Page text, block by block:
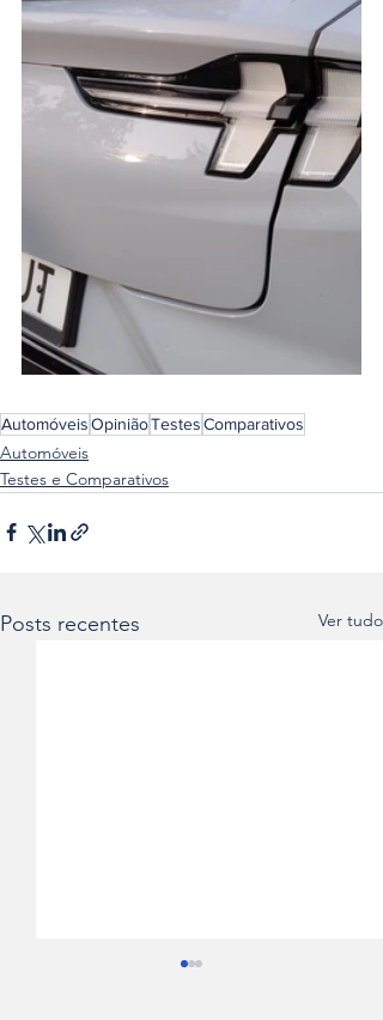
AutomóveisOpiniãoTestesComparativos
Automóveis
Testes e Comparativos
Posts recentes Ver tudo